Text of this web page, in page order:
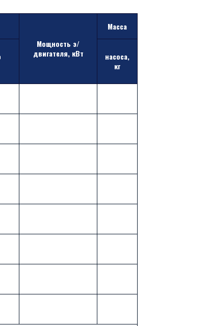
Мощность э/
двигателя, кВт
Масса
насоса,
кг